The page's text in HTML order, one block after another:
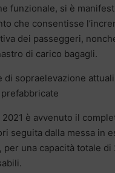
funzionale, si è
che consentisse
dei passeggeri,
di carico bagagli.
di sopraelevazione
è avvenuto il
seguita dalla messa in
per una capacità totale